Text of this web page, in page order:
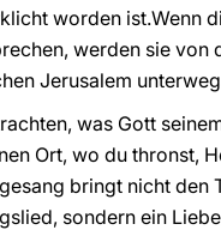
worden ist.Wenn
werden sie von
Jerusalem
was Gott
Ort, wo du thronst,
bringt nicht den
sondern ein